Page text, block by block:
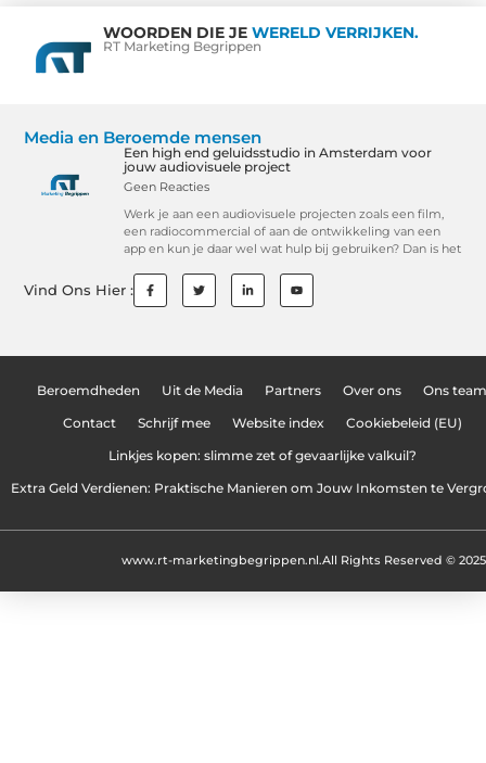
WOORDEN DIE JE WERELD VERRIJKEN.
RT Marketing Begrippen
Media en Beroemde mensen
Een high end geluidsstudio in Amsterdam voor
jouw audiovisuele project
Geen Reacties
Werk je aan een audiovisuele projecten zoals een film,
een radiocommercial of aan de ontwikkeling van een
app en kun je daar wel wat hulp bij gebruiken? Dan is het
Vind Ons Hier :
Beroemdheden Uit de Media Partners Over ons Ons team
Contact Schrijf mee Website index Cookiebeleid (EU)
Linkjes kopen: slimme zet of gevaarlijke valkuil?
Extra Geld Verdienen: Praktische Manieren om Jouw Inkomsten te
All Rights Reserved © 2025
www.rt-marketingbegrippen.nl.